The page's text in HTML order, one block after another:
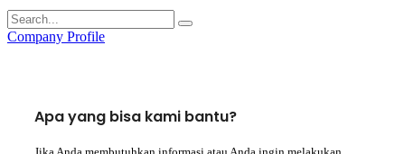
Company Profile
Apa yang bisa kami bantu?